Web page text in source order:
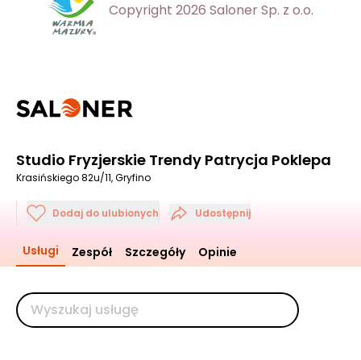
Copyright 2026 Saloner Sp. z o.o.
Studio Fryzjerskie Trendy Patrycja Poklepa
Krasińskiego 82u/11, Gryfino
Dodaj do ulubionych Udostępnij
Usługi Zespół Szczegóły Opinie